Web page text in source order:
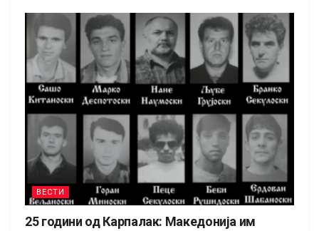
ВЕСТИ
25 години од Карпалак: Македонија им